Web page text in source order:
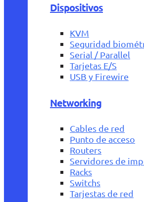
Dispositivos
KVM
Seguridad
Serial / Parallel
Tarjetas E/S
USB y Firewire
Networking
Cables de red
Punto de acceso
Routers
Servidores de
Racks
Switchs
Tarjestas de red